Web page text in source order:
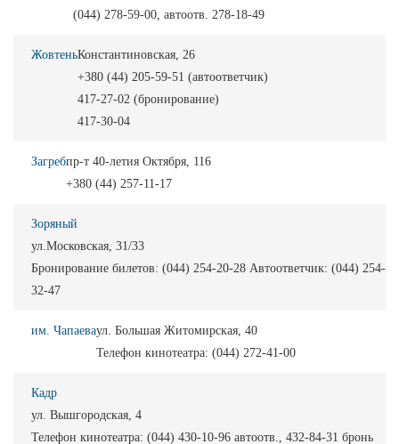
(044) 278-59-00, автоотв. 278-18-49
ЖовтеньКонстантиновская, 26
+380 (44) 205-59-51 (автоответчик)
417-27-02 (бронирование)
417-30-04
Загребпр-т 40-летия Октября, 116
+380 (44) 257-11-17
Зоряный
ул.Московская, 31/33
Бронирование билетов: (044) 254-20-28 Автоответчик: (044) 254-
32-47
им. Чапаеваул. Большая Житомирская, 40
Телефон кинотеатра: (044) 272-41-00
Кадр
ул. Вышгородская, 4
Телефон кинотеатра: (044) 430-10-96 автоотв., 432-84-31 бронь